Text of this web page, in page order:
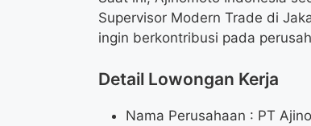
Supervisor Modern Trade di
ingin berkontribusi pada
Detail Lowongan Kerja
Nama Perusahaan : PT